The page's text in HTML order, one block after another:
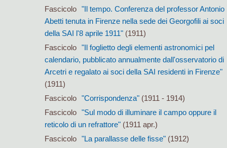
Fascicolo
"Il tempo. Conferenza del professor Antonio
Abetti tenuta in Firenze nella sede dei Georgofili ai soci
della SAI l'8 aprile 1911"(1911)
Fascicolo
"Il foglietto degli elementi astronomici pel
calendario, pubblicato annualmente dall'osservatorio di
Arcetri e regalato ai soci della SAI residenti in Firenze"
(1911)
Fascicolo
"Corrispondenza"(1911 - 1914)
Fascicolo
"Sul modo di illuminare il campo oppure il
reticolo di un refrattore"(1911 apr.)
Fascicolo
"La parallasse delle fisse"(1912)